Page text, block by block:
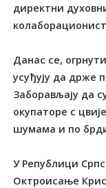
директни
Данас се,
усуђују да држе
Заборављају да
окупаторе с
шумама и по
У Републици
Октроисање